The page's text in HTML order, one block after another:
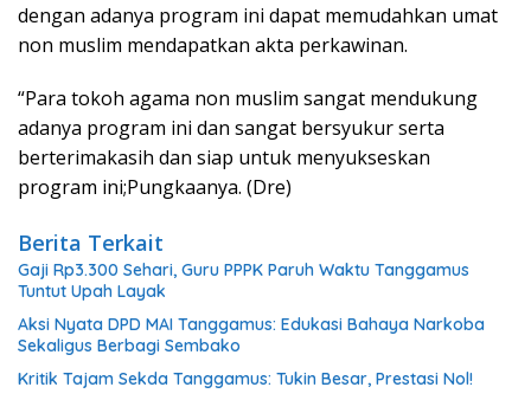
dengan adanya program ini dapat memudahkan umat
non muslim mendapatkan akta perkawinan.
“Para tokoh agama non muslim sangat mendukung
adanya program ini dan sangat bersyukur serta
berterimakasih dan siap untuk menyukseskan
program ini;Pungkaanya. (Dre)
Berita Terkait
Gaji Rp3.300 Sehari, Guru PPPK Paruh Waktu Tanggamus
Tuntut Upah Layak
Aksi Nyata DPD MAI Tanggamus: Edukasi Bahaya Narkoba
Sekaligus Berbagi Sembako
Kritik Tajam Sekda Tanggamus: Tukin Besar, Prestasi Nol!